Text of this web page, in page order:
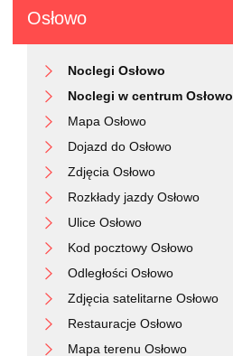
Osłowo
Noclegi Osłowo
Noclegi w centrum Osłowo
Mapa Osłowo
Dojazd do Osłowo
Zdjęcia Osłowo
Rozkłady jazdy Osłowo
Ulice Osłowo
Kod pocztowy Osłowo
Odległości Osłowo
Zdjęcia satelitarne Osłowo
Restauracje Osłowo
Mapa terenu Osłowo